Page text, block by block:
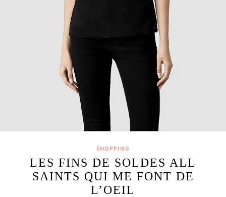
SHOPPING
LES FINS DE SOLDES ALL
SAINTS QUI ME FONT DE
L’OEIL